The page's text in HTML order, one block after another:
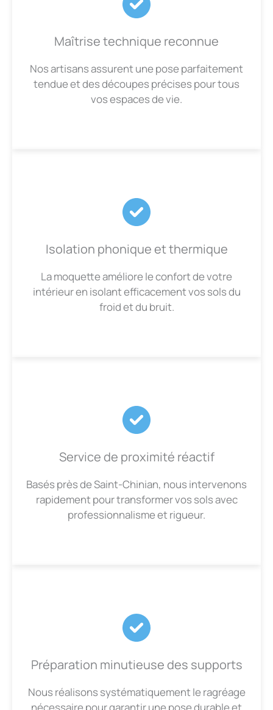
Maîtrise technique reconnue
Nos artisans assurent une pose parfaitement
tendue et des découpes précises pour tous
vos espaces de vie.
Isolation phonique et thermique
La moquette améliore le confort de votre
intérieur en isolant efficacement vos sols du
froid et du bruit.
Service de proximité réactif
Basés près de Saint-Chinian, nous intervenons
rapidement pour transformer vos sols avec
professionnalisme et rigueur.
Préparation minutieuse des supports
Nous réalisons systématiquement le ragréage